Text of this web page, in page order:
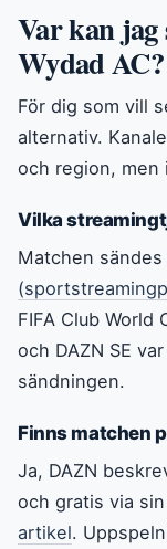
Var kan jag
Wydad AC?
För dig som vill
alternativ.
och region, men
Vilka
Matchen sändes
FIFA Club World
och DAZN SE
sändningen.
Finns matchen
Ja, DAZN
och gratis via
artikel.